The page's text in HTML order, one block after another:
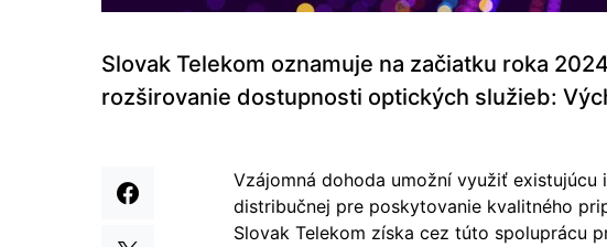
Slovak Telekom oznamuje na začiatku roka
rozširovanie dostupnosti optických služieb:
Vzájomná dohoda umožní využiť
distribučnej pre poskytovanie kvalitného
Slovak Telekom získa cez túto spoluprácu